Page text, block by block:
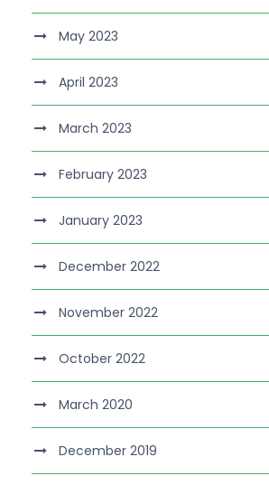
May 2023
April 2023
March 2023
February 2023
January 2023
December 2022
November 2022
October 2022
March 2020
December 2019